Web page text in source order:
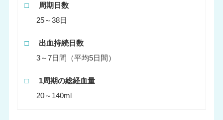
□
周期日数
25～38日
□
出血持続日数
3～7日間（平均5日間）
□
1周期の総経血量
20～140ml